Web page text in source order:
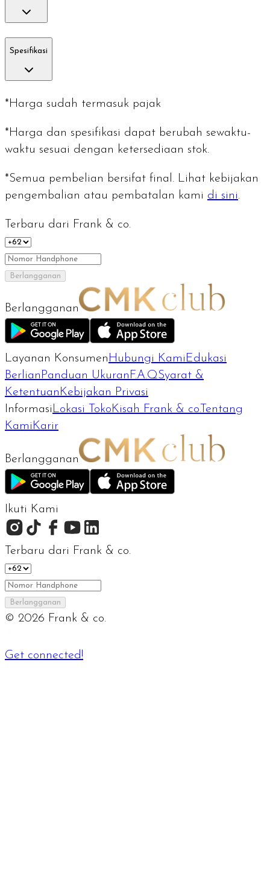
Spesifikasi
*Harga sudah termasuk pajak
*Harga dan spesifikasi dapat berubah sewaktu-
waktu sesuai dengan ketersediaan stok.
*Semua pembelian bersifat final. Lihat kebijakan
pengembalian atau pembatalan kami di sini.
Terbaru dari Frank & co.
Berlangganan
Berlangganan
Layanan Konsumen Hubungi Kami Edukasi
Berlian Panduan Ukuran F.A.QSyarat &
Ketentuan Kebijakan Privasi
Informasi Lokasi Toko Kisah Frank & co.Tentang
Kami Karir
Berlangganan
Ikuti Kami
Terbaru dari Frank & co.
Berlangganan
© 2026 Frank & co.
Get connected!